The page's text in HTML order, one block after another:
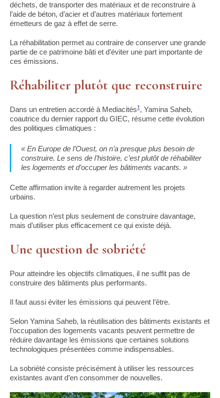
déchets, de transporter des matériaux et de reconstruire à
l’aide de béton, d’acier et d’autres matériaux fortement
émetteurs de gaz à effet de serre.
La réhabilitation permet au contraire de conserver une grande
partie de ce patrimoine bâti et d’éviter une part importante de
ces émissions.
Réhabiliter plutôt que reconstruire
Dans un entretien accordé à Mediacités1 , Yamina Saheb,
coautrice du dernier rapport du GIEC, résume cette évolution
des politiques climatiques :
« En Europe de l’Ouest, on n’a presque plus besoin de
construire. Le sens de l’histoire, c’est plutôt de réhabiliter
les logements et d’occuper les bâtiments vacants. »
Cette affirmation invite à regarder autrement les projets
urbains.
La question n’est plus seulement de construire davantage,
mais d’utiliser plus efficacement ce qui existe déjà.
Une question de sobriété
Pour atteindre les objectifs climatiques, il ne suffit pas de
construire des bâtiments plus performants.
Il faut aussi éviter les émissions qui peuvent l’être.
Selon Yamina Saheb, la réutilisation des bâtiments existants et
l’occupation des logements vacants peuvent permettre de
réduire davantage les émissions que certaines solutions
technologiques présentées comme indispensables.
La sobriété consiste précisément à utiliser les ressources
existantes avant d’en consommer de nouvelles.